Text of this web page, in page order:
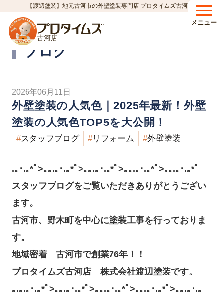
【渡辺塗装】地元古河市の外壁塗装専門店 プロタイムズ古河店
古河店
メニュー
HOME>ブログ> 外壁塗装の人気色｜2025年最新！外壁塗装の人気色TOP5を大公開！
ブログ
Blog
2026年06月11日
外壁塗装の人気色｜2025年最新！外壁
塗装の人気色TOP5を大公開！
スタッフブログ リフォーム 外壁塗装
.｡･.｡*ﾟ>｡｡.｡･.｡*ﾟ>｡｡.｡･.｡*ﾟ>｡｡.｡･.｡*ﾟ>｡｡.｡･.｡*ﾟ
スタッフブログをご覧いただきありがとうござい
ます。
古河市、野木町を中心に塗装工事を行っておりま
す。
地域密着 古河市で創業76年！！
プロタイムズ古河店 株式会社渡辺塗装です。
｡.｡.｡･.｡*ﾟ>｡｡.｡･.｡*ﾟ>｡｡.｡･.｡*ﾟ>｡｡.｡･.｡*ﾟ>｡｡.｡･.｡